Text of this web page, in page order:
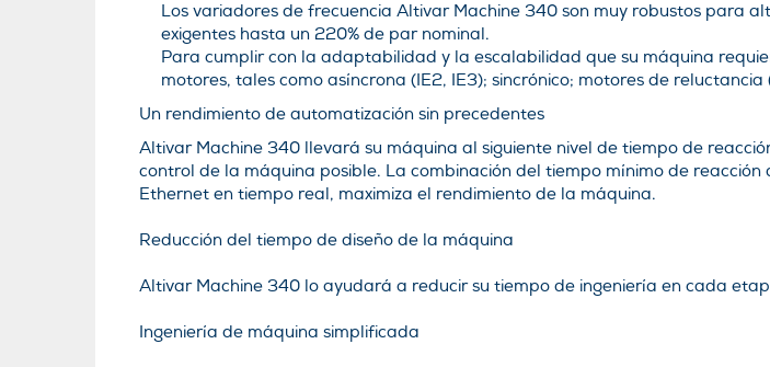
Los variadores de frecuencia Altivar Machine 340 son muy robustos para
exigentes hasta un 220% de par nominal.
Para cumplir con la adaptabilidad y la escalabilidad que su máquina
motores, tales como asíncrona (IE2, IE3); sincrónico; motores de
Un rendimiento de automatización sin precedentes
Altivar Machine 340 llevará su máquina al siguiente nivel de tiempo de
control de la máquina posible. La combinación del tiempo mínimo de
Ethernet en tiempo real, maximiza el rendimiento de la máquina.
Reducción del tiempo de diseño de la máquina
Altivar Machine 340 lo ayudará a reducir su tiempo de ingeniería en cada
Ingeniería de máquina simplificada